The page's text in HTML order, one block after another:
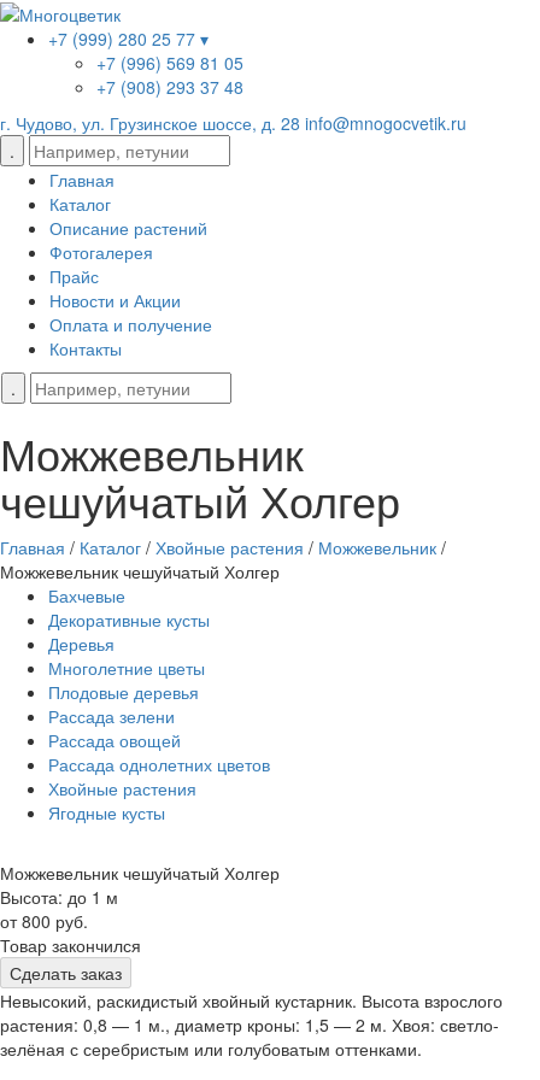
+7 (999) 280 25 77 ▾
+7 (996) 569 81 05
+7 (908) 293 37 48
г. Чудово, ул. Грузинское шоссе, д. 28 info@mnogocvetik.ru
Главная
Каталог
Описание растений
Фотогалерея
Прайс
Новости и Акции
Оплата и получение
Контакты
Можжевельник
чешуйчатый Холгер
Главная / Каталог / Хвойные растения / Можжевельник /
Можжевельник чешуйчатый Холгер
Бахчевые
Декоративные кусты
Деревья
Многолетние цветы
Плодовые деревья
Рассада зелени
Рассада овощей
Рассада однолетних цветов
Хвойные растения
Ягодные кусты
Можжевельник чешуйчатый Холгер
Высота: до 1 м
от 800 руб.
Товар закончился
Сделать заказ
Невысокий, раскидистый хвойный кустарник. Высота взрослого
растения: 0,8 — 1 м., диаметр кроны: 1,5 — 2 м. Хвоя: светло-
зелёная с серебристым или голубоватым оттенками.